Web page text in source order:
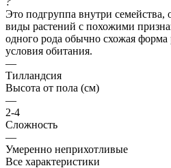
Это подгруппа внутри
виды растений с похожими
одного рода обычно схожая форма
условия обитания.
—
Тилландсия
Высота от пола (см)
—
2-4
Сложность
—
Умеренно неприхотливые
Все характеристики